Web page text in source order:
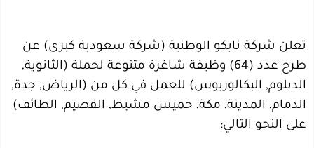
تعلن شركة نابكو الوطنية (شركة سعودية كبرى) عن
طرح عدد (64) وظيفة شاغرة متنوعة لحملة (الثانوية,
الدبلوم, البكالوريوس) للعمل في كل من (الرياض, جدة,
الدمام, المدينة, مكة, خميس مشيط, القصيم, الطائف)
على النحو التالي: